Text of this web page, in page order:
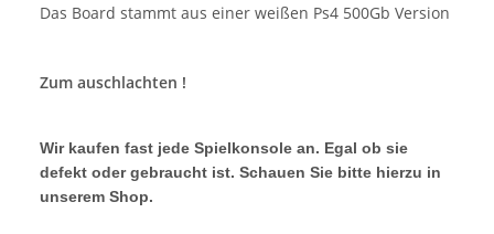
Das Board stammt aus einer weißen Ps4 500Gb Version
Zum auschlachten !
Wir kaufen fast jede Spielkonsole an. Egal ob sie
defekt oder gebraucht ist. Schauen Sie bitte hierzu in
unserem Shop.